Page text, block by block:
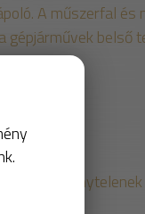
A műszerfal
gépjárművek belső
alkalmas
is